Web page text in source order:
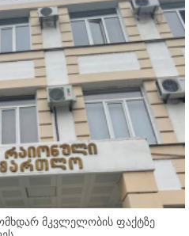
მკვლელობის ფაქტზე